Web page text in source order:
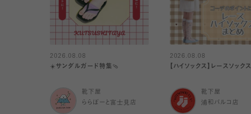
2026.08.08
☀️サンダルガード特集🩴
靴下屋
ららぽーと富士見店
2026.08.08
【ハイソックス】レースソックス
靴下屋
浦和パルコ店